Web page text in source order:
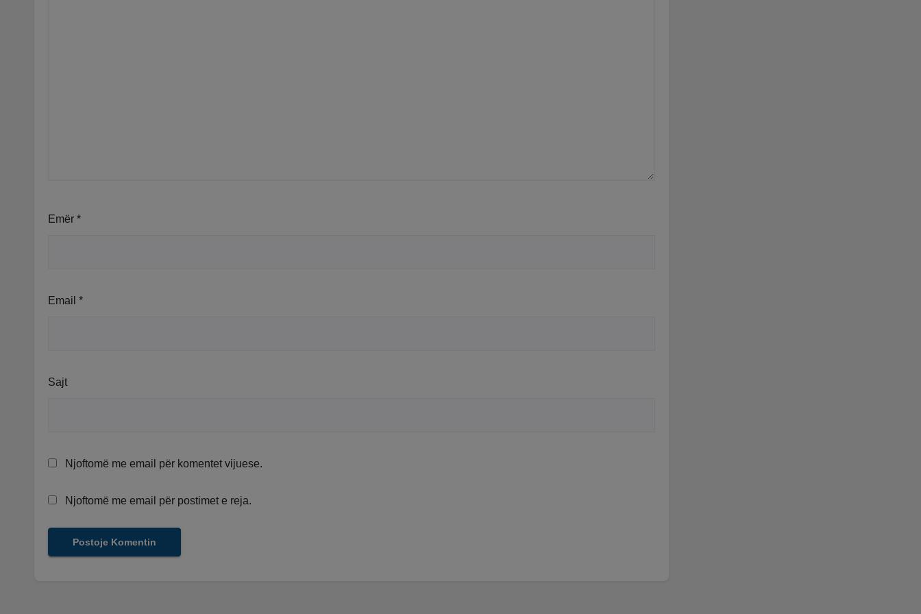
Emër *
Email *
Sajt
Njoftomë me email për komentet vijuese.
Njoftomë me email për postimet e reja.